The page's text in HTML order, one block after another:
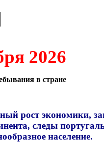
2026
в стране
рост экономики,
следы
население.